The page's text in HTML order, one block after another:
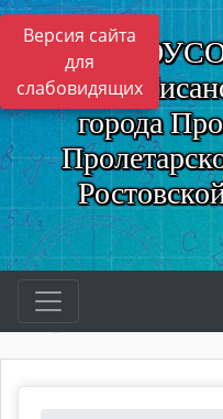
Версия сайта
для
слабовидящих
им.
города